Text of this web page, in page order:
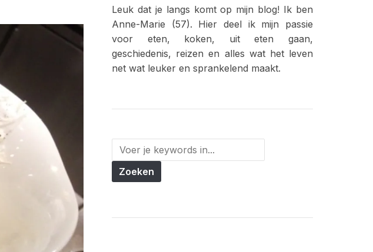
Leuk dat je langs komt op mijn blog! Ik ben
Anne-Marie (57). Hier deel ik mijn passie
voor eten, koken, uit eten gaan,
geschiedenis, reizen en alles wat het leven
net wat leuker en sprankelend maakt.